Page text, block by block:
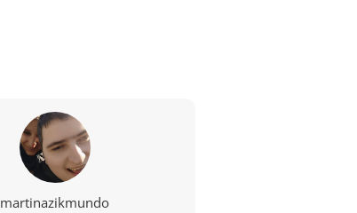
martinazikmundo